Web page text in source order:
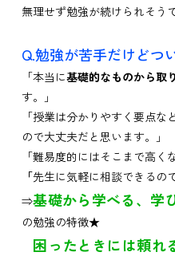
無理せず勉強が続けられそう
Q.勉強が苦手だけどつ
「本当に基礎的なものから取
す。」
「授業は分かりやすく要点
ので大丈夫だと思います。」
「難易度的にはそこまで高く
「先生に気軽に相談できるの
⇒基礎から学べる、学
の勉強の特徴★
困ったときには頼れ